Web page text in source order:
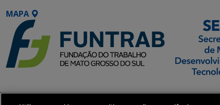
MAPA